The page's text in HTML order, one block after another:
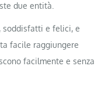
due entità.
soddisfatti e felici, e
facile raggiungere
facilmente e senza